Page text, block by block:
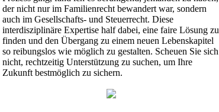
der nicht nur im Familienrecht bewandert war, sondern
auch im Gesellschafts- und Steuerrecht. Diese
interdisziplinäre Expertise half dabei, eine faire Lösung zu
finden und den Übergang zu einem neuen Lebenskapitel
so reibungslos wie möglich zu gestalten. Scheuen Sie sich
nicht, rechtzeitig Unterstützung zu suchen, um Ihre
Zukunft bestmöglich zu sichern.